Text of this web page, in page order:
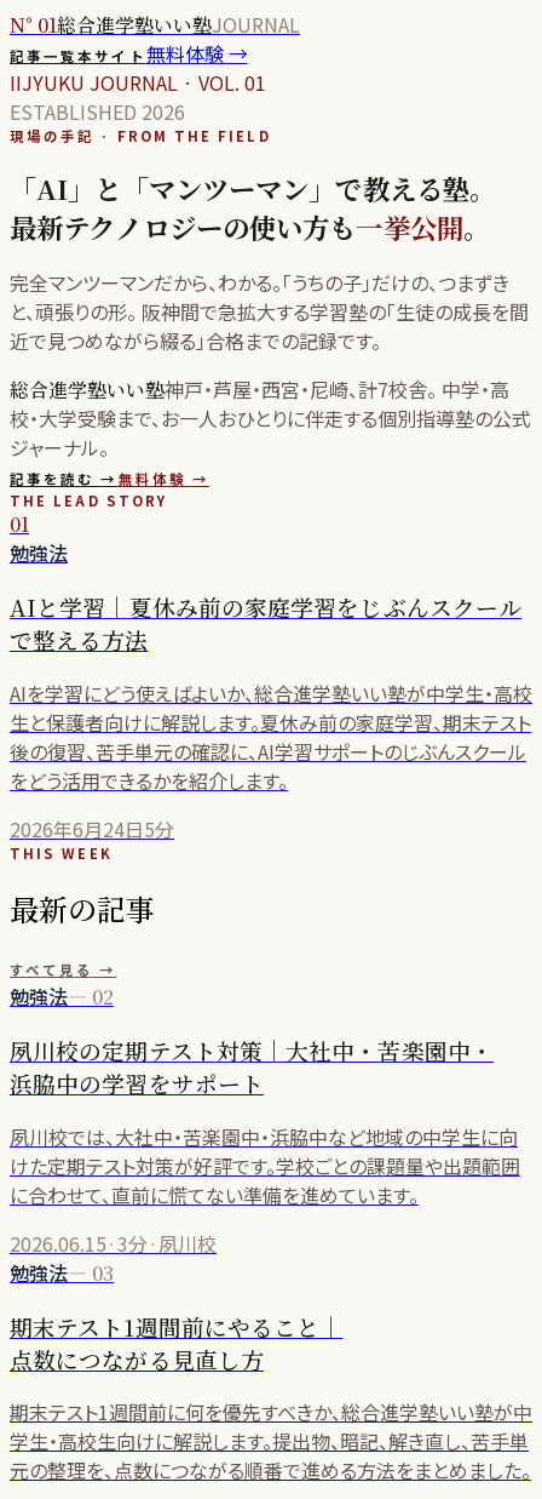
N° 01総合進学塾いい塾JOURNAL
記事一覧本サイト無料体験 →
IIJYUKU JOURNAL · VOL. 01
ESTABLISHED 2026
現場の手記 · FROM THE FIELD
「AI」と「マンツーマン」で教える塾。
最新テクノロジーの使い方も一挙公開。
完全マンツーマンだから、わかる。「うちの子」だけの、つまずき
と、頑張りの形。 阪神間で急拡大する学習塾の「生徒の成長を間
近で見つめながら綴る」合格までの記録です。
総合進学塾いい塾神戸・芦屋・西宮・尼崎、計7校舎。 中学・高
校・大学受験まで、お一人おひとりに伴走する個別指導塾の公式
ジャーナル。
記事を読む→ 無料体験 →
THE LEAD STORY
01
勉強法
AIと学習｜夏休み前の家庭学習をじぶんスクール
で整える方法
AIを学習にどう使えばよいか、総合進学塾いい塾が中学生・高校
生と保護者向けに解説します。夏休み前の家庭学習、期末テスト
後の復習、苦手単元の確認に、AI学習サポートのじぶんスクール
をどう活用できるかを紹介します。
2026年6月24日5分
THIS WEEK
最新の記事
すべて見る →
勉強法— 02
夙川校の定期テスト対策｜大社中・苦楽園中・
浜脇中の学習をサポート
夙川校では、大社中・苦楽園中・浜脇中など地域の中学生に向
けた定期テスト対策が好評です。学校ごとの課題量や出題範囲
に合わせて、直前に慌てない準備を進めています。
2026.06.15·3分· 夙川校
勉強法— 03
期末テスト1週間前にやること｜
点数につながる見直し方
期末テスト1週間前に何を優先すべきか、総合進学塾いい塾が中
学生・高校生向けに解説します。提出物、暗記、解き直し、苦手単
元の整理を、点数につながる順番で進める方法をまとめました。